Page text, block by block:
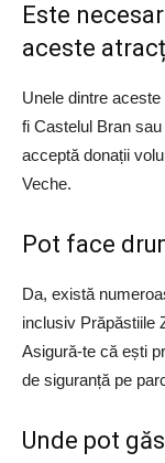
Este
aceste
Unele dintre
fi Castelul Bran
acceptă donații
Veche.
Pot face
Da, există
inclusiv Prăpăstiile
Asigură-te că ești
de siguranță pe
Unde pot